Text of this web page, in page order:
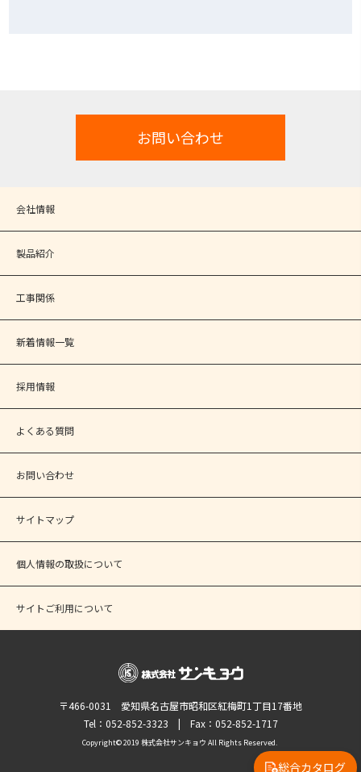
お問い合わせ
会社情報
製品紹介
工事関係
新着情報一覧
採用情報
よくある質問
お問い合わせ
サイトマップ
個人情報の取扱について
サイトご利用について
〒466-0031 愛知県名古屋市昭和区紅梅町1丁目17番地
Tel：052-852-3323 | Fax：052-852-1717
Copyright© 2019 株式会社サンキョウ All Rights Reserved.